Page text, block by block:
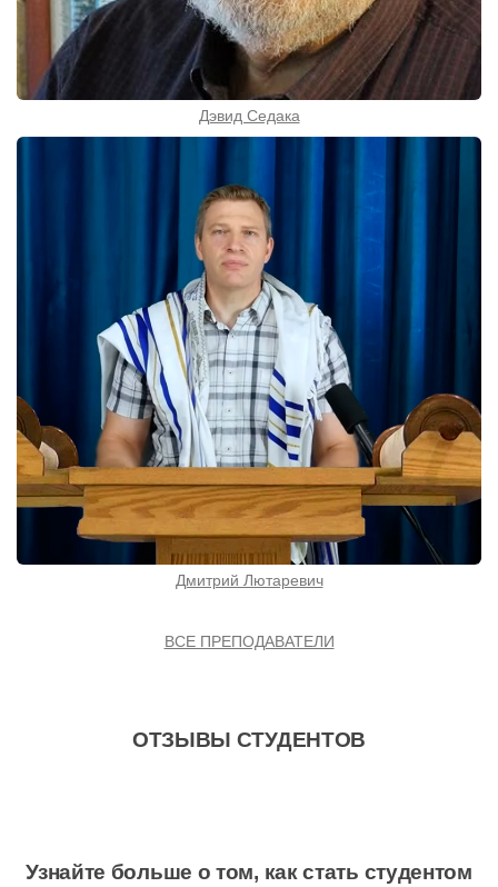
Дэвид Седака
Дмитрий Лютаревич
ВСЕ ПРЕПОДАВАТЕЛИ
ОТЗЫВЫ СТУДЕНТОВ
Узнайте больше о том, как стать студентом